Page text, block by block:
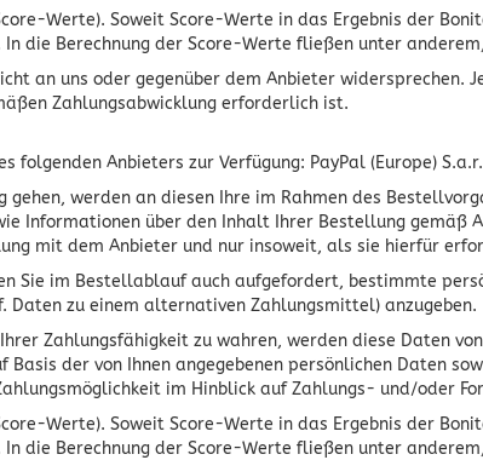
Werte). Soweit Score-Werte in das Ergebnis der
die Berechnung der Score-Werte fließen unter
an uns oder gegenüber dem Anbieter widersprechen.
Zahlungsabwicklung erforderlich ist.
Anbieters zur Verfügung: PayPal (Europe)
gehen, werden an diesen Ihre im Rahmen des
Informationen über den Inhalt Ihrer Bestellung gemäß
mit dem Anbieter und nur insoweit, als sie hierfür
Sie im Bestellablauf auch aufgefordert, bestimmte
zu einem alternativen Zahlungsmittel) anzugeben.
Zahlungsfähigkeit zu wahren, werden diese Daten
der von Ihnen angegebenen persönlichen Daten
im Hinblick auf Zahlungs- und/oder
Werte). Soweit Score-Werte in das Ergebnis der
die Berechnung der Score-Werte fließen unter